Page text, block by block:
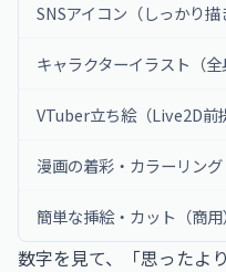
SNSアイコン（しっかり描
キャラクターイラスト（全
VTuber立ち絵（Live2D前
漫画の着彩・カラーリング
簡単な挿絵・カット（商用）
数字を見て、「思ったよ